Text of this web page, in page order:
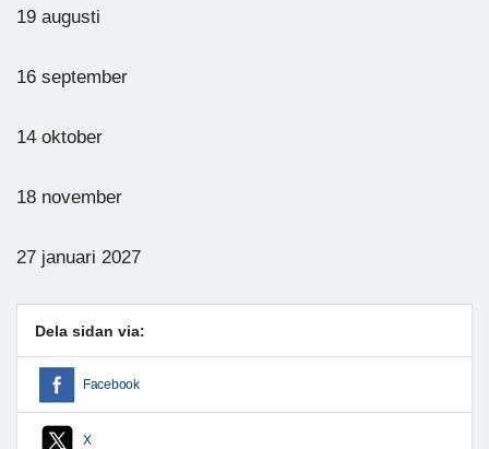
19 augusti
16 september
14 oktober
18 november
27 januari 2027
Dela sidan via:
Facebook
X